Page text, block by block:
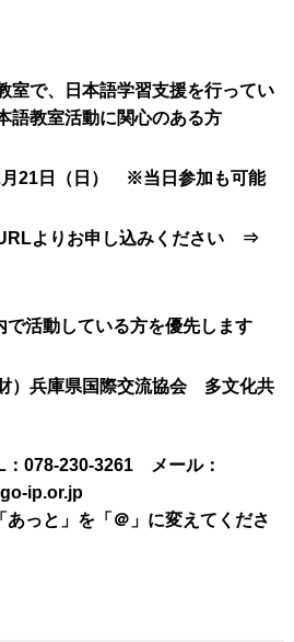
室で、日本語学習支援を行ってい
語教室活動に関心のある方
月21日（日） ※当日参加も可能
URLよりお申し込みください ⇒
活動している方を優先します
）兵庫県国際交流協会 多文化共
3261 メール：
ip.or.jp
＠」に変えてくださ